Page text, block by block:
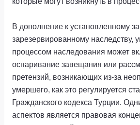
В дополнение к установленному
зарезервированному наследству,
процессом наследования может
оспаривание завещания или
претензий, возникающих из-за
умершего, как это регулируется
Гражданского кодекса Турции.
аспектов является правовая